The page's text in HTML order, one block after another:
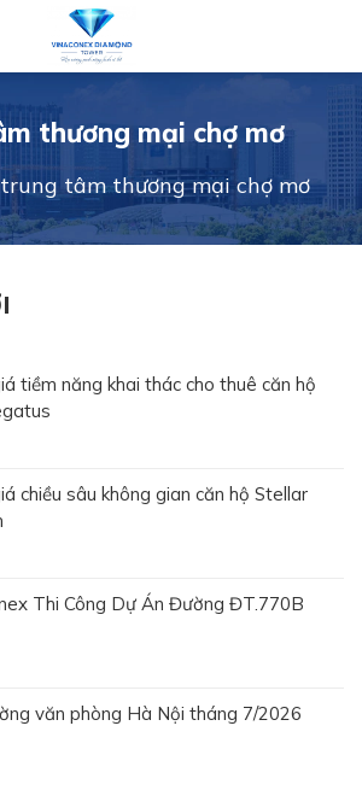
thương mại chợ mơ
trung tâm thương mại chợ mơ
tiềm năng khai thác cho thuê căn hộ
chiều sâu không gian căn hộ Stellar
Thi Công Dự Án Đường ĐT.770B
văn phòng Hà Nội tháng 7/2026